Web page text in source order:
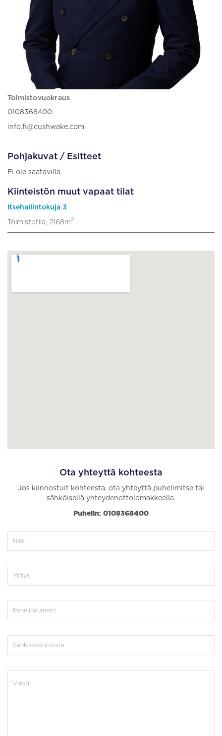
Toimistovuokraus
0108368400
info.fi@cushwake.com
Pohjakuvat / Esitteet
Ei ole saatavilla
Kiinteistön muut vapaat tilat
Itsehallintokuja 3
Toimistotila, 2168m2
Ota yhteyttä kohteesta
Jos kiinnostuit kohteesta, ota yhteyttä puhelimitse tai
sähköisellä yhteydenottolomakkeella.
Puhelin: 0108368400